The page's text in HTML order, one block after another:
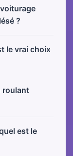
?
le vrai choix
roulant
est le